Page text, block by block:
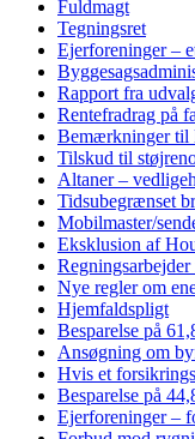
Fuldmagt
Tegningsret
Ejerforeninger –
Rapport fra
Rentefradrag på
Bemærkninger til
Tilskud til
Altaner –
Tidsubegrænset
Mobilmaster/
Eksklusion af
Nye regler om
Hjemfaldspligt
Besparelse på
Ansøgning om
Hvis et
Besparelse på
Ejerforeninger –